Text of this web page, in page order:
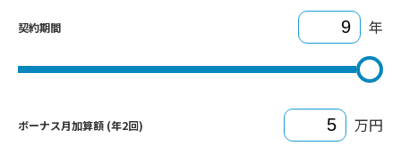
契約期間 年
ボーナス月加算額 (年2回) 万円